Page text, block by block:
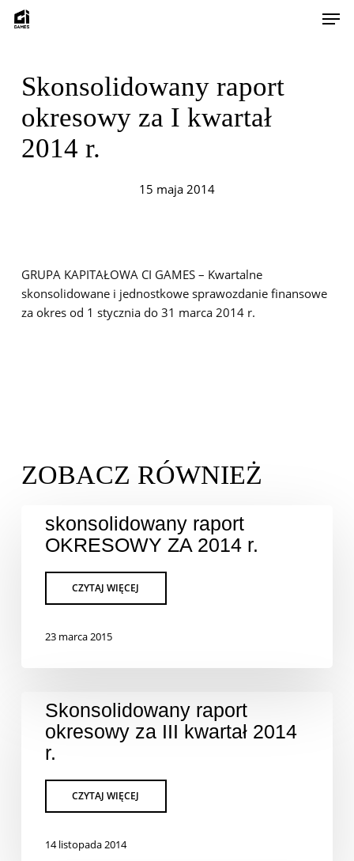
Skip
Skonsolidowany raport
okresowy za I kwartał
2014 r.
15 maja 2014
GRUPA KAPITAŁOWA CI GAMES – Kwartalne
skonsolidowane i jednostkowe sprawozdanie finansowe
za okres od 1 stycznia do 31 marca 2014 r.
skonsolidowany raport
OKRESOWY ZA 2014 r.
23 marca 2015
Skonsolidowany raport
okresowy za III kwartał 2014
r.
14 listopada 2014